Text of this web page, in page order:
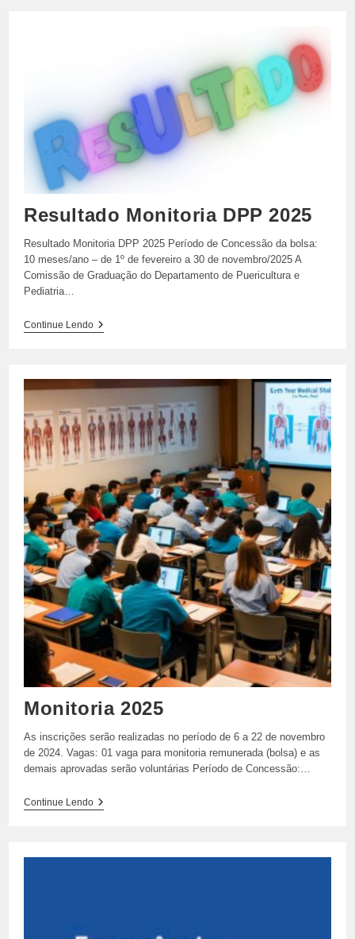
Resultado Monitoria DPP 2025
Resultado Monitoria DPP 2025 Período de Concessão da bolsa:
10 meses/ano – de 1º de fevereiro a 30 de novembro/2025 A
Comissão de Graduação do Departamento de Puericultura e
Pediatria…
Continue LendoResultado
Monitoria 2025
As inscrições serão realizadas no período de 6 a 22 de novembro
de 2024. Vagas: 01 vaga para monitoria remunerada (bolsa) e as
demais aprovadas serão voluntárias Período de Concessão:…
Continue LendoMonitoria